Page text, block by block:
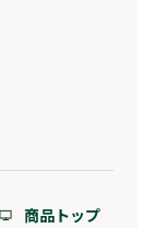
商品トップ